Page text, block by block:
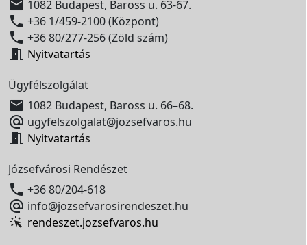
 1082 Budapest, Baross u. 63-67.
 +36 1/459-2100 (Központ)
 +36 80/277-256 (Zöld szám)
 Nyitvatartás
Ügyfélszolgálat
 1082 Budapest, Baross u. 66–68.
 ugyfelszolgalat@jozsefvaros.hu
 Nyitvatartás
Józsefvárosi Rendészet
 +36 80/204-618
 info@jozsefvarosirendeszet.hu
rendeszet.jozsefvaros.hu